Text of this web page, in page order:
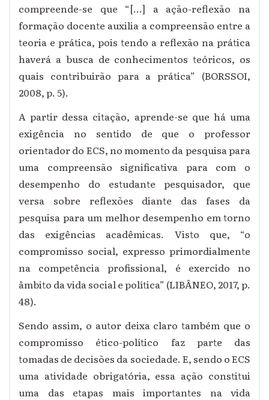
compreende-se que “[...] a ação-reflexão na
formação docente auxilia a compreensão entre a
teoria e prática, pois tendo a reflexão na prática
haverá a busca de conhecimentos teóricos, os
quais contribuirão para a prática” (BORSSOI,
2008, p. 5).
A partir dessa citação, aprende-se que há uma
exigência no sentido de que o professor
orientador do ECS, no momento da pesquisa para
uma compreensão significativa para com o
desempenho do estudante pesquisador, que
versa sobre reflexões diante das fases da
pesquisa para um melhor desempenho em torno
das exigências acadêmicas. Visto que, “o
compromisso social, expresso primordialmente
na competência profissional, é exercido no
âmbito da vida social e política” (LIBÂNEO, 2017, p.
48).
Sendo assim, o autor deixa claro também que o
compromisso ético-político faz parte das
tomadas de decisões da sociedade. E, sendo o ECS
uma atividade obrigatória, essa ação constitui
uma das etapas mais importantes na vida